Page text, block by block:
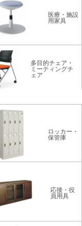
医療・施設
用家具
多目的チェア・
ミーティングチ
ェア
ロッカー・
保管庫
応接・役
員用具